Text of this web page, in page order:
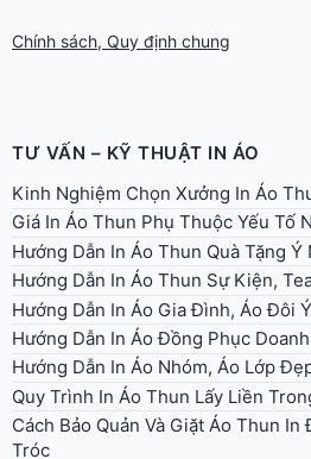
Chính sách, Quy định chung
TƯ VẤN – KỸ THUẬT IN ÁO
Kinh Nghiệm Chọn Xưởng In Áo
Giá In Áo Thun Phụ Thuộc Yếu Tố
Hướng Dẫn In Áo Thun Quà Tặng Ý
Hướng Dẫn In Áo Thun Sự Kiện,
Hướng Dẫn In Áo Gia Đình, Áo Đôi
Hướng Dẫn In Áo Đồng Phục
Hướng Dẫn In Áo Nhóm, Áo Lớp
Quy Trình In Áo Thun Lấy Liền
Cách Bảo Quản Và Giặt Áo Thun
Tróc